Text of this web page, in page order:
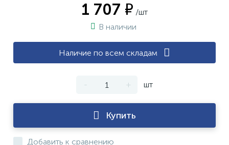
1 707 ₽ /шт
В наличии
Наличие по всем складам
- + шт
Купить
Добавить к сравнению